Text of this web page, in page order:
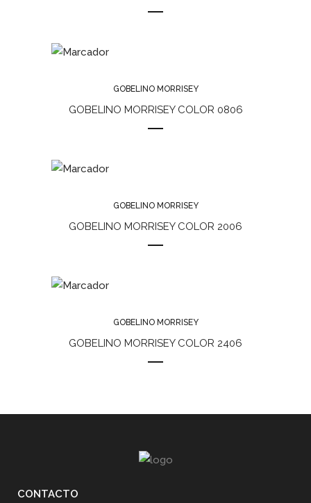
GOBELINO MORRISEY
GOBELINO MORRISEY COLOR 0806
GOBELINO MORRISEY
GOBELINO MORRISEY COLOR 2006
GOBELINO MORRISEY
GOBELINO MORRISEY COLOR 2406
CONTACTO